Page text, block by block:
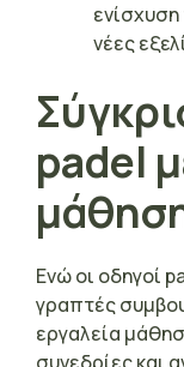
νέες
padel
Ενώ οι οδηγοί
γραπτές
εργαλεία